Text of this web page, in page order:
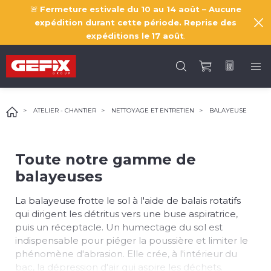
🚨 Fermeture estivale du 10 au 14 août – Aucune
expédition durant cette période. Reprise des
expéditions le 17 août
ATELIER - CHANTIER NETTOYAGE ET ENTRETIEN BALAYEUSE
Toute notre gamme de
balayeuses
La balayeuse frotte le sol à l'aide de balais rotatifs
qui dirigent les détritus vers une buse aspiratrice,
puis un réceptacle. Un humectage du sol est
indispensable pour piéger la poussière et limiter le
phénomène d'abrasion. Elle crée, à l'intérieur du
bac, la dépression d'air qui aspire les déchets.